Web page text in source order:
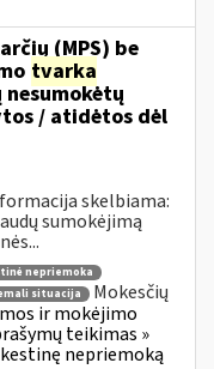
(MPS) be
tvarka
/ atidėtos dėl
skelbiama:
sumokėjimą
nepriemoka
situacija
Mokesčių
ir mokėjimo
teikimas »
nepriemoką